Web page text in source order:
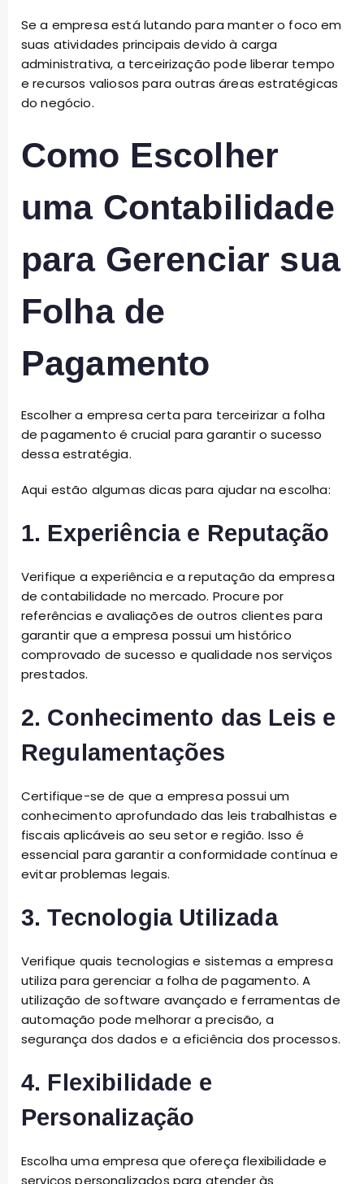
Se a empresa está lutando para manter o foco em
suas atividades principais devido à carga
administrativa, a terceirização pode liberar tempo
e recursos valiosos para outras áreas estratégicas
do negócio.
Como Escolher
uma Contabilidade
para Gerenciar sua
Folha de
Pagamento
Escolher a empresa certa para terceirizar a folha
de pagamento é crucial para garantir o sucesso
dessa estratégia.
Aqui estão algumas dicas para ajudar na escolha:
1. Experiência e Reputação
Verifique a experiência e a reputação da empresa
de contabilidade no mercado. Procure por
referências e avaliações de outros clientes para
garantir que a empresa possui um histórico
comprovado de sucesso e qualidade nos serviços
prestados.
2. Conhecimento das Leis e
Regulamentações
Certifique-se de que a empresa possui um
conhecimento aprofundado das leis trabalhistas e
fiscais aplicáveis ao seu setor e região. Isso é
essencial para garantir a conformidade contínua e
evitar problemas legais.
3. Tecnologia Utilizada
Verifique quais tecnologias e sistemas a empresa
utiliza para gerenciar a folha de pagamento. A
utilização de software avançado e ferramentas de
automação pode melhorar a precisão, a
segurança dos dados e a eficiência dos processos.
4. Flexibilidade e
Personalização
Escolha uma empresa que ofereça flexibilidade e
serviços personalizados para atender às